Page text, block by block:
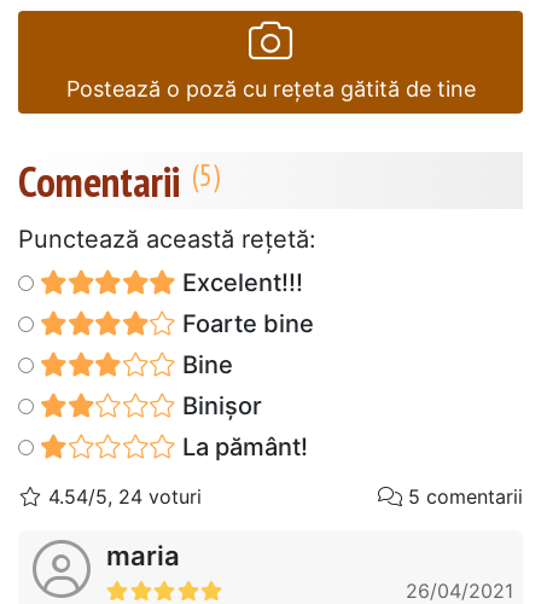
Postează o poză cu rețeta gătită de tine
Comentarii
Punctează această reţetă:
Excelent!!!
Foarte bine
Bine
Binișor
La pământ!
4.54/5, 24 voturi 5 comentarii
maria
26/04/2021